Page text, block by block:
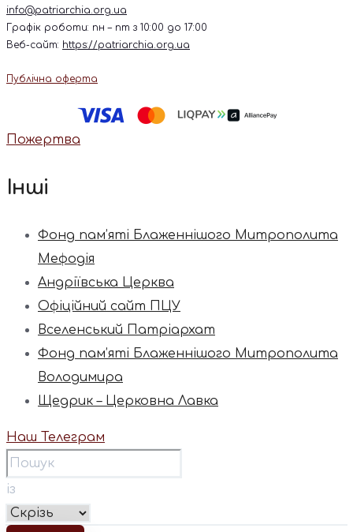
info@patriarchia.org.ua
Графік роботи: пн – пт з 10:00 до 17:00
Веб-сайт: https://patriarchia.org.ua
Публічна оферта
Пожертва
Інші
Фонд пам’яті Блаженнішого Митрополита
Мефодія
Андріївська Церква
Офіційний сайт ПЦУ
Вселенський Патріархат
Фонд пам’яті Блаженнішого Митрополита
Володимира
Щедрик – Церковна Лавка
Наш Телеграм
із